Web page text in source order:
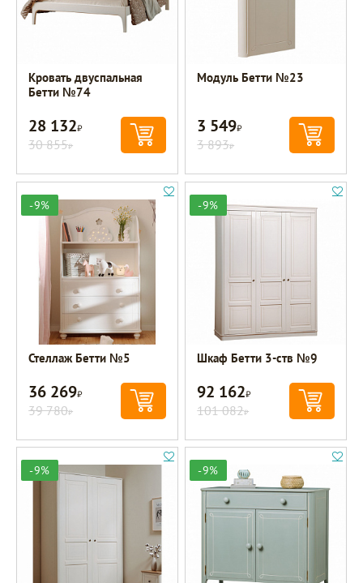
Кровать двуспальная
Бетти №74
28 132Р
30 855Р
Модуль Бетти №23
3 549Р
3 893Р
-9%
Стеллаж Бетти №5
36 269Р
39 780Р
-9%
Шкаф Бетти 3-ств №9
92 162Р
101 082Р
-9% -9%